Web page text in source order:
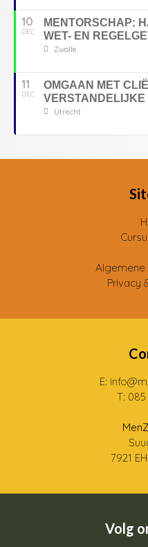
10
DEC
MENTORSCHAP:
WET- EN
Zwolle
11
DEC
OMGAAN MET
Utrecht
Privacy
E:
T: 085
7921
Volg